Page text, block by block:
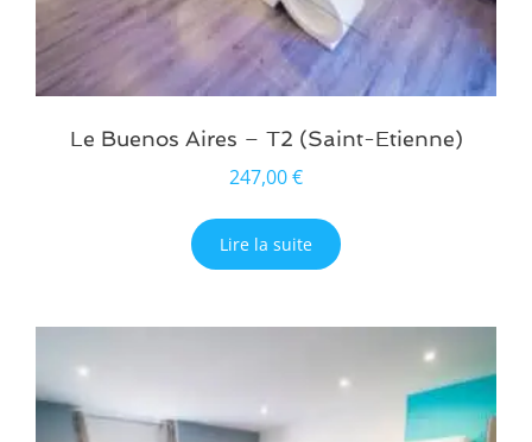
Le Buenos Aires – T2 (Saint-Etienne)
247,00€
Lire la suite